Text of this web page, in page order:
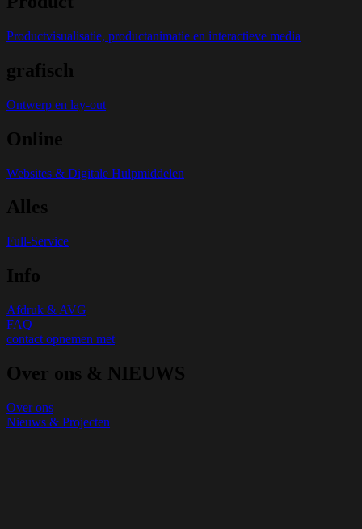
Productvisualisatie, productanimatie en interactieve media
grafisch
Ontwerp en lay-out
Online
Websites & Digitale Hulpmiddelen
Alles
Full-Service
Info
Afdruk & AVG
FAQ
contact opnemen met
Over ons & NIEUWS
Over ons
Nieuws & Projecten